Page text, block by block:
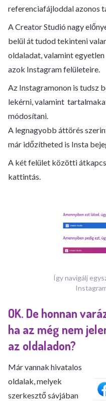
referenciafájloddal azonos
A Creator Studió nagy
belül át tudod tekinteni
oldaladat, valamint
azok Instagram felületeire.
Az Instagramonon is tudsz
lekérni, valamint
módosítani.
A legnagyobb áttörés
már időzítheted is Insta
A két felület közötti
kattintás.
Így navigálj
OK. De honnan
ha az még nem
az oldaladon?
Már vannak hivatalos
oldalak, melyek
szerkesztő sávjában